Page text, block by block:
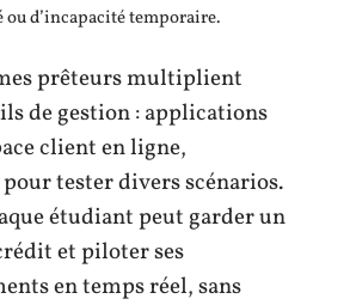
ou d’incapacité temporaire.
prêteurs multiplient
de gestion : applications
client en ligne,
tester divers scénarios.
étudiant peut garder un
et piloter ses
en temps réel, sans